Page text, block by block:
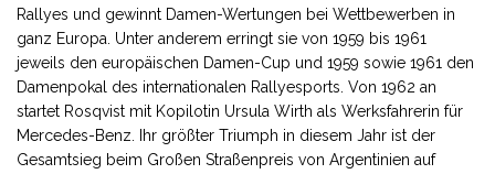
Rallyes und gewinnt Damen-Wertungen bei Wettbewerben in
ganz Europa. Unter anderem erringt sie von 1959 bis 1961
jeweils den europäischen Damen-Cup und 1959 sowie 1961 den
Damenpokal des internationalen Rallyesports. Von 1962 an
startet Rosqvist mit Kopilotin Ursula Wirth als Werksfahrerin für
Mercedes-Benz. Ihr größter Triumph in diesem Jahr ist der
Gesamtsieg beim Großen Straßenpreis von Argentinien auf